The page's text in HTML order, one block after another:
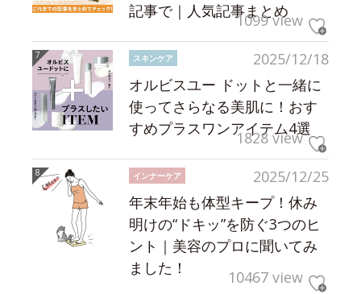
記事で｜人気記事まとめ
1099 view
2025/12/18
スキンケア
オルビスユー ドットと一緒に
使ってさらなる美肌に！おす
すめプラスワンアイテム4選
1828 view
2025/12/25
インナーケア
年末年始も体型キープ！休み
明けの“ドキッ”を防ぐ3つのヒ
ント｜美容のプロに聞いてみ
ました！
10467 view